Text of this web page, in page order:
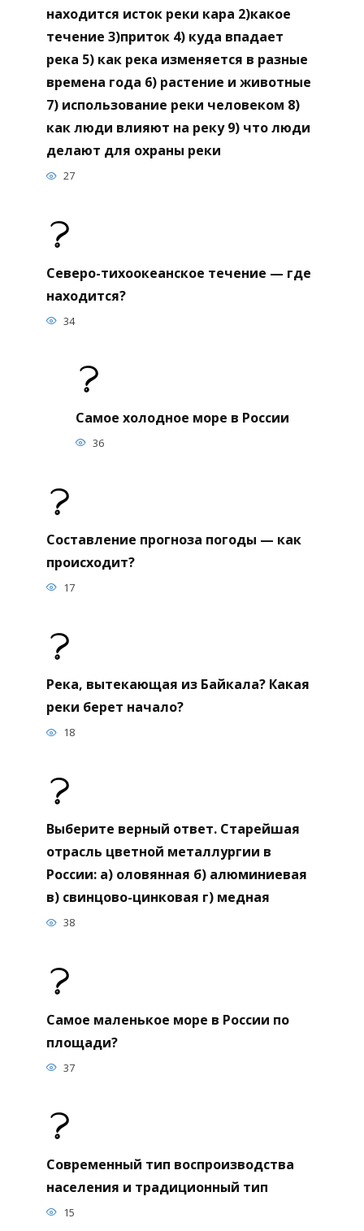
находится исток реки кара 2)какое
течение 3)приток 4) куда впадает
река 5) как река изменяется в разные
времена года 6) растение и животные
7) использование реки человеком 8)
как люди влияют на реку 9) что люди
делают для охраны реки
27
Северо-тихоокеанское течение — где
находится?
34
Самое холодное море в России
36
Составление прогноза погоды — как
происходит?
17
Река, вытекающая из Байкала? Какая
реки берет начало?
18
Выберите верный ответ. Старейшая
отрасль цветной металлургии в
России: а) оловянная б) алюминиевая
в) свинцово-цинковая г) медная
38
Самое маленькое море в России по
площади?
37
Современный тип воспроизводства
населения и традиционный тип
15